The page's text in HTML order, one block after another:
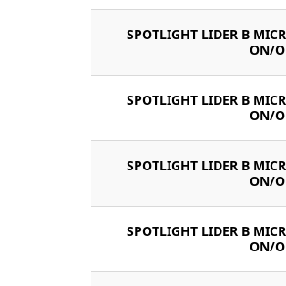
SPOTLIGHT LIDER B
ON/
SPOTLIGHT LIDER B
ON/
SPOTLIGHT LIDER B
ON/
SPOTLIGHT LIDER B
ON/